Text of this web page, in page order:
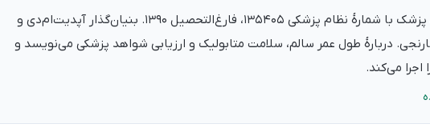
دکتر علی‌اصغر هنرمند، پزشک با شمارهٔ نظام پزشکی ۱۳۵۴۰۵، فارغ‌التحصیل ۱۳۹۰. بنیان‌گذار آپدیت‌ام‌دی و
دربارهٔ طول عمر سالم، سلامت متابولیک و ارزیابی شواهد پزشکی می‌نویسد و
می‌کند.